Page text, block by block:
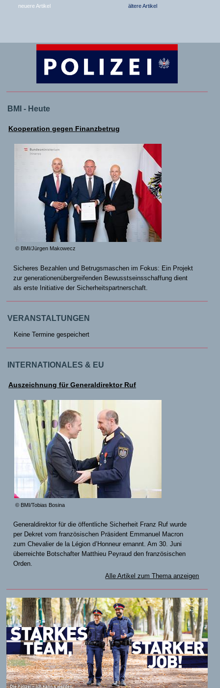
neuere Artikel ältere Artikel
BMI - Heute
Kooperation gegen Finanzbetrug
© BMI/Jürgen Makowecz
Sicheres Bezahlen und Betrugsmaschen im Fokus: Ein Projekt
zur generationenübergreifenden Bewusstseinsschaffung dient
als erste Initiative der Sicherheitspartnerschaft.
VERANSTALTUNGEN
Keine Termine gespeichert
INTERNATIONALES & EU
Auszeichnung für Generaldirektor Ruf
© BMI/Tobias Bosina
Generaldirektor für die öffentliche Sicherheit Franz Ruf wurde
per Dekret vom französischen Präsident Emmanuel Macron
zum Chevalier de la Légion d’Honneur ernannt. Am 30. Juni
überreichte Botschafter Matthieu Peyraud den französischen
Orden.
Alle Artikel zum Thema anzeigen